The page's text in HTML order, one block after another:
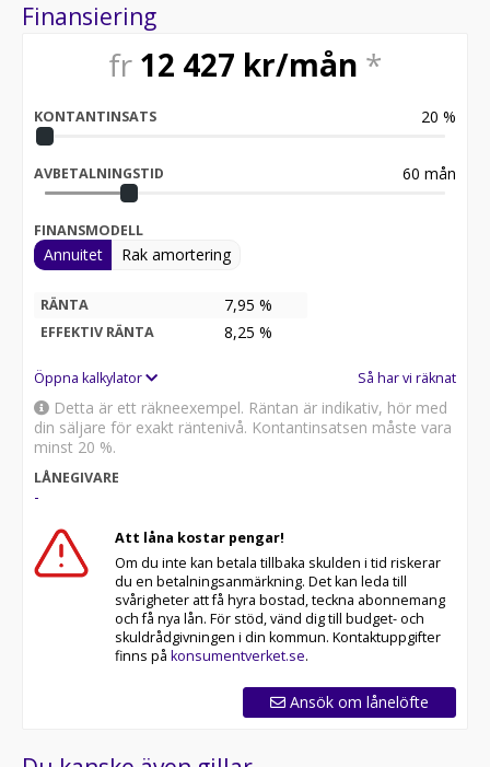
Finansiering
fr 12 427 kr/mån *
KONTANTINSATS 20 %
AVBETALNINGSTID 60 mån
FINANSMODELL
Annuitet Rak amortering
RÄNTA 7,95 %
EFFEKTIV RÄNTA 8,25 %
Öppna kalkylator Så har vi räknat
Detta är ett räkneexempel. Räntan är indikativ, hör med
din säljare för exakt räntenivå. Kontantinsatsen måste vara
minst 20 %.
LÅNEGIVARE
-
Att låna kostar pengar!
Om du inte kan betala tillbaka skulden i tid riskerar
du en betalningsanmärkning. Det kan leda till
svårigheter att få hyra bostad, teckna abonnemang
och få nya lån. För stöd, vänd dig till budget- och
skuldrådgivningen i din kommun. Kontaktuppgifter
finns på konsumentverket.se.
Ansök om lånelöfte